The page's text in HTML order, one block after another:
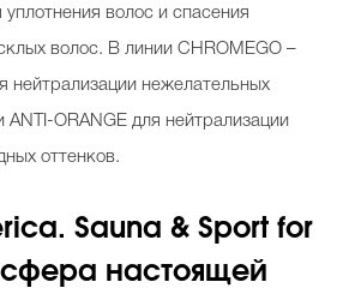
уплотнения волос и спасения
волос. В линии CHROMEGO –
нейтрализации нежелательных
ANTI-ORANGE для нейтрализации
оттенков.
Sauna & Sport for
настоящей